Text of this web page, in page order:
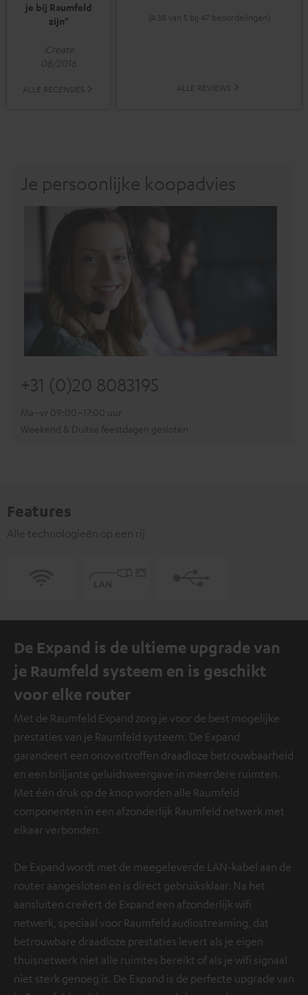
je bij Raumfeld
zijn"
iCreate
08/2016
ALLE RECENSIES
(4.38 van 5 bij 47 beoordelingen)
ALLE REVIEWS
Je persoonlijke koopadvies
+31 (0)20 8083195
Ma–vr 09:00–17:00 uur
Weekend & Duitse feestdagen gesloten
Features
Alle technologieën op een rij
De Expand is de ultieme upgrade van
je Raumfeld systeem en is geschikt
voor elke router
Met de Raumfeld Expand zorg je voor de best mogelijke
prestaties van je Raumfeld systeem. De Expand
garandeert een onovertroffen draadloze betrouwbaarheid
en een briljante geluidsweergave in meerdere ruimten.
Met één druk op de knop worden alle Raumfeld
componenten in een afzonderlijk Raumfeld netwerk met
elkaar verbonden.
De Expand wordt met de meegeleverde LAN-kabel aan de
router aangesloten en is direct gebruiksklaar. Na het
aansluiten creëert de Expand een afzonderlijk wifi
netwerk, speciaal voor Raumfeld audiostreaming, dat
betrouwbare draadloze prestaties levert als je eigen
thuisnetwerk niet alle ruimtes bereikt of als je wifi signaal
niet sterk genoeg is. De Expand is de perfecte upgrade van